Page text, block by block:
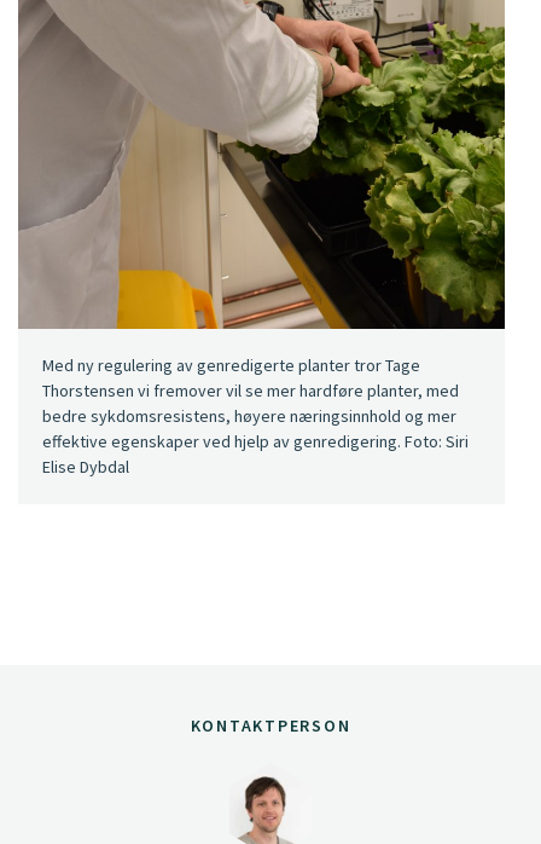
Med ny regulering av genredigerte planter tror Tage
Thorstensen vi fremover vil se mer hardføre planter, med
bedre sykdomsresistens, høyere næringsinnhold og mer
effektive egenskaper ved hjelp av genredigering. Foto: Siri
Elise Dybdal
KONTAKTPERSON